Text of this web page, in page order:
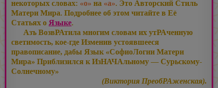
некоторых словах: «о» на «а». Это Авторский Стиль
Матери Мира. Подробнее об этом читайте в Её
Статьях оЯзыке.
Азъ ВозвРАтила многим словам их утРАченную
светимость, кое-где Изменив устоявшееся
правописание, дабы Язык «СофиоЛогии Матери
Мира» Приблизился к ИзНАЧАльному — Сурьскому-
Солнечному»
(Виктория ПреобРАженская).